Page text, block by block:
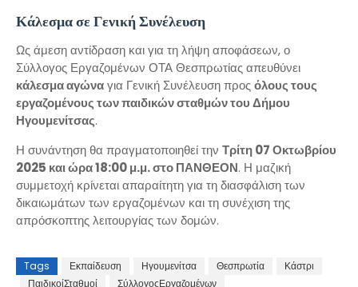
Κάλεσμα σε Γενική Συνέλευση
Ως άμεση αντίδραση και για τη λήψη αποφάσεων, ο
Σύλλογος Εργαζομένων ΟΤΑ Θεσπρωτίας απευθύνει
κάλεσμα αγώναγια Γενική Συνέλευση προςόλους τους
εργαζομένους των παιδικών σταθμών του Δήμου
Ηγουμενίτσας.
Η συνάντηση θα πραγματοποιηθεί την Τρίτη 07 Οκτωβρίου
2025 και ώρα 18:00 μ.μ. στο ΠΑΝΘΕΟΝ. Η μαζική
συμμετοχή κρίνεται απαραίτητη για τη διασφάλιση των
δικαιωμάτων των εργαζομένων και τη συνέχιση της
απρόσκοπτης λειτουργίας των δομών.
Tags Εκπαίδευση Ηγουμενίτσα Θεσπρωτία
Κάστρι
ΠαιδικοίΣταθμοί
ΣύλλογοςΕργαζομένων